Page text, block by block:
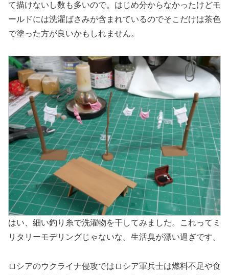
て描けないし数も多いので。はじめ分からなかったけどモ
ールドには洗濯ばさみが含まれているのでそこだけは茶色
で塗った方が良いかもしれません。
はい、細い釣り糸で洗濯物を干してみました。これってミ
リタリーモデリングじゃないな。生活臭が漂い過ぎです。
ロシアのウクライナ侵攻ではロシア軍兵士は燃料不足や食